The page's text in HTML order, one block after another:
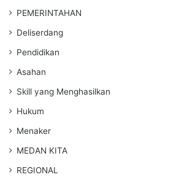
PEMERINTAHAN
Deliserdang
Pendidikan
Asahan
Skill yang Menghasilkan
Hukum
Menaker
MEDAN KITA
REGIONAL